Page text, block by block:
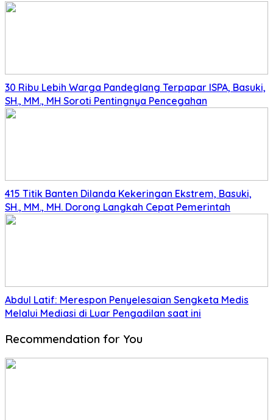
30 Ribu Lebih Warga Pandeglang Terpapar ISPA, Basuki,
SH., MM., MH Soroti Pentingnya Pencegahan
415 Titik Banten Dilanda Kekeringan Ekstrem, Basuki,
SH., MM., MH. Dorong Langkah Cepat Pemerintah
Abdul Latif: Merespon Penyelesaian Sengketa Medis
Melalui Mediasi di Luar Pengadilan saat ini
Recommendation for You